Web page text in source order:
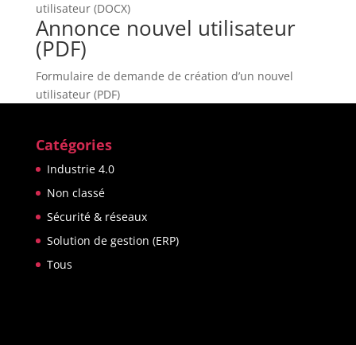
utilisateur (DOCX)
Annonce nouvel utilisateur
(PDF)
Formulaire de demande de création d’un nouvel
utilisateur (PDF)
Catégories
Industrie 4.0
Non classé
Sécurité & réseaux
Solution de gestion (ERP)
Tous